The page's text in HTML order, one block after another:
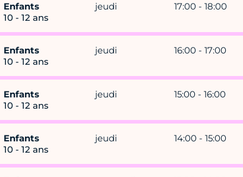
Enfants
10 - 12 ans
jeudi 17:00 - 18:00
Enfants
10 - 12 ans
jeudi 16:00 - 17:00
Enfants
10 - 12 ans
jeudi 15:00 - 16:00
Enfants
10 - 12 ans
jeudi 14:00 - 15:00